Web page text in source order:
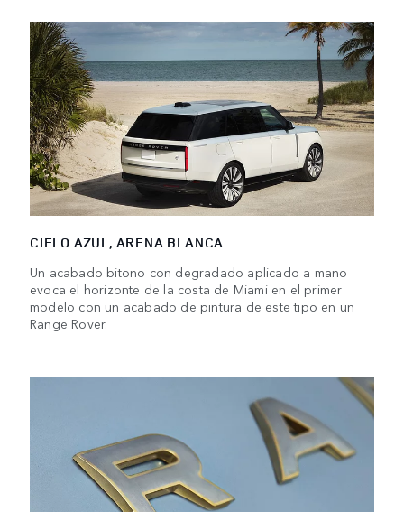
CIELO AZUL, ARENA BLANCA
Un acabado bitono con degradado aplicado a mano
evoca el horizonte de la costa de Miami en el primer
modelo con un acabado de pintura de este tipo en un
Range Rover.